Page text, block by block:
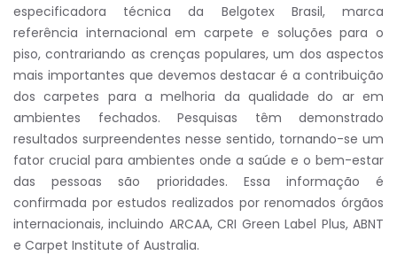
especificadora técnica da Belgotex Brasil, marca
referência internacional em carpete e soluções para o
piso, contrariando as crenças populares, um dos aspectos
mais importantes que devemos destacar é a contribuição
dos carpetes para a melhoria da qualidade do ar em
ambientes fechados. Pesquisas têm demonstrado
resultados surpreendentes nesse sentido, tornando-se um
fator crucial para ambientes onde a saúde e o bem-estar
das pessoas são prioridades. Essa informação é
confirmada por estudos realizados por renomados órgãos
internacionais, incluindo ARCAA, CRI Green Label Plus, ABNT
e Carpet Institute of Australia.